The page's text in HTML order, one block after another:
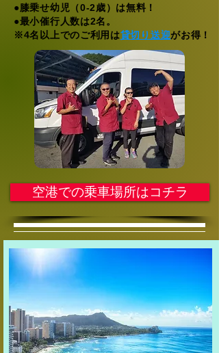
​●膝乗せ幼児（0-2歳）は無料！
●最小催行人数は2名。
​※4名以上でのご利用は貸切り送迎がお得！
空港での乗車場所はコチラ